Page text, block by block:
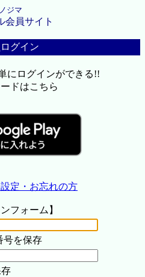
ノジマ
会員サイト
グイン
にログインができる!!
ドはこちら
定・お忘れの方
フォーム】
号を保存